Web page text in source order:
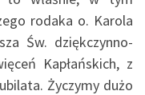
rodaka o. Karola
Św. dziękczynno-
Kapłańskich, z
Życzymy dużo